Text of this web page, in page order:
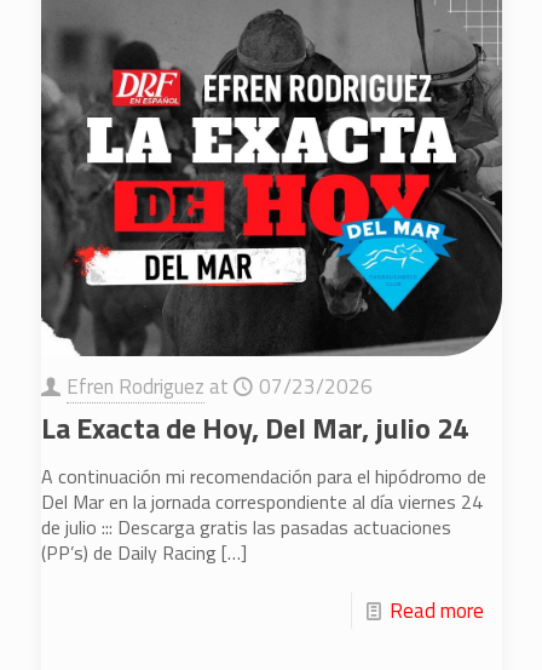
Efren Rodriguez at 07/23/2026
La Exacta de Hoy, Del Mar, julio 24
A continuación mi recomendación para el hipódromo de
Del Mar en la jornada correspondiente al día viernes 24
de julio ::: Descarga gratis las pasadas actuaciones
(PP’s) de Daily Racing […]
Read more